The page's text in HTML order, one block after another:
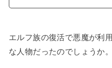
エルフ族の復活で悪魔が利
な人物だったのでしょうか。